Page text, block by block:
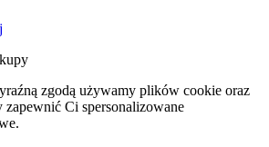
zgodą używamy plików cookie oraz
Ci spersonalizowane